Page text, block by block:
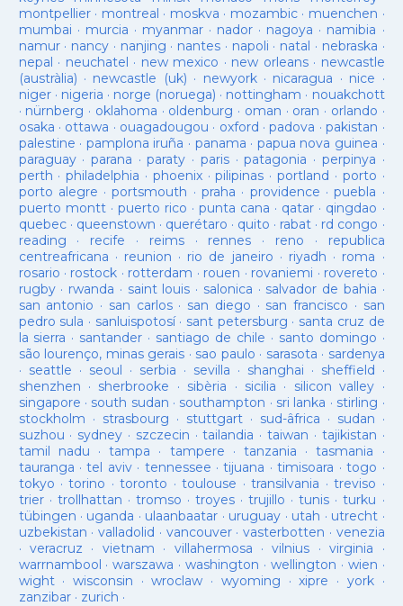
montpellier· montreal · moskva · mozambic· muenchen ·
mumbai · murcia · myanmar· nador · nagoya · namibia ·
namur· nancy · nanjing · nantes · napoli · natal · nebraska ·
nepal · neuchatel · new mexico · new orleans· newcastle
(austràlia) · newcastle (uk) · newyork· nicaragua · nice ·
niger· nigeria · norge (noruega) · nottingham · nouakchott
· nürnberg · oklahoma · oldenburg · oman · oran · orlando ·
osaka · ottawa · ouagadougou · oxford ·padova ·pakistan ·
palestine · pamplona iruña · panama · papua nova guinea ·
paraguay· parana ·paraty · paris·patagonia · perpinya ·
perth ·philadelphia · phoenix·pilipinas ·portland · porto ·
porto alegre ·portsmouth ·praha · providence ·puebla ·
puerto montt· puerto rico ·punta cana · qatar · qingdao ·
quebec· queenstown · querétaro · quito · rabat · rd congo ·
reading · recife · reims· rennes · reno · republica
centreafricana · reunion · rio de janeiro · riyadh · roma ·
rosario · rostock · rotterdam · rouen · rovaniemi · rovereto ·
rugby· rwanda · saint louis · salonica · salvador de bahia ·
san antonio · san carlos· san diego · san francisco · san
pedro sula · sanluispotosí· sant petersburg · santa cruz de
la sierra · santander · santiago de chile · santo domingo ·
são lourenço, minas gerais · sao paulo · sarasota · sardenya
· seattle · seoul · serbia · sevilla · shanghai · sheffield ·
shenzhen · sherbrooke · sibèria · sicilia · silicon valley ·
singapore · south sudan · southampton · sri lanka · stirling ·
stockholm · strasbourg · stuttgart· sud-âfrica · sudan ·
suzhou · sydney · szczecin ·tailandia ·taiwan · tajikistan ·
tamil nadu ·tampa · tampere · tanzania ·tasmania ·
tauranga ·tel aviv· tennessee ·tijuana ·timisoara ·togo ·
tokyo ·torino ·toronto ·toulouse ·transilvania ·treviso ·
trier· trollhattan · tromso · troyes·trujillo ·tunis ·turku ·
tübingen · uganda · ulaanbaatar · uruguay · utah · utrecht ·
uzbekistan · valladolid · vancouver· vasterbotten · venezia
· veracruz · vietnam · villahermosa ·vilnius ·virginia ·
warrnambool ·warszawa ·washington · wellington · wien ·
wight· wisconsin ·wroclaw · wyoming ·xipre · york·
zanzibar· zurich ·